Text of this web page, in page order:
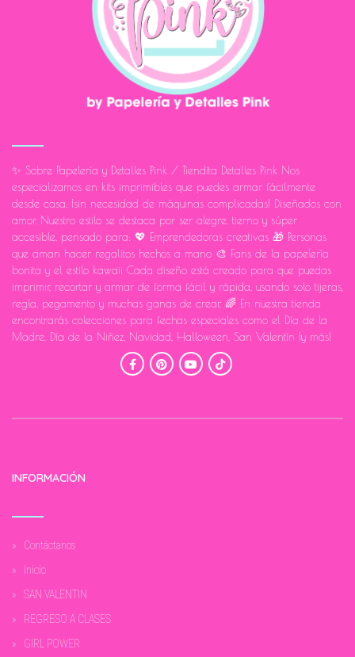
✨ Sobre Papelería y Detalles Pink / Tiendita Detalles Pink Nos
especializamos en kits imprimibles que puedes armar fácilmente
desde casa, ¡sin necesidad de máquinas complicadas! Diseñados con
amor. Nuestro estilo se destaca por ser alegre, tierno y súper
accesible, pensado para: 💖 Emprendedoras creativas 🎁 Personas
que aman hacer regalitos hechos a mano 🎨 Fans de la papelería
bonita y el estilo kawaii Cada diseño está creado para que puedas
imprimir, recortar y armar de forma fácil y rápida, usando solo tijeras,
regla, pegamento y muchas ganas de crear. 🌈 En nuestra tienda
encontrarás colecciones para fechas especiales como el Día de la
Madre, Día de la Niñez, Navidad, Halloween, San Valentín ¡y más!
INFORMACIÓN
Contáctanos
Inicio
SAN VALENTIN
REGRESO A CLASES
GIRL POWER